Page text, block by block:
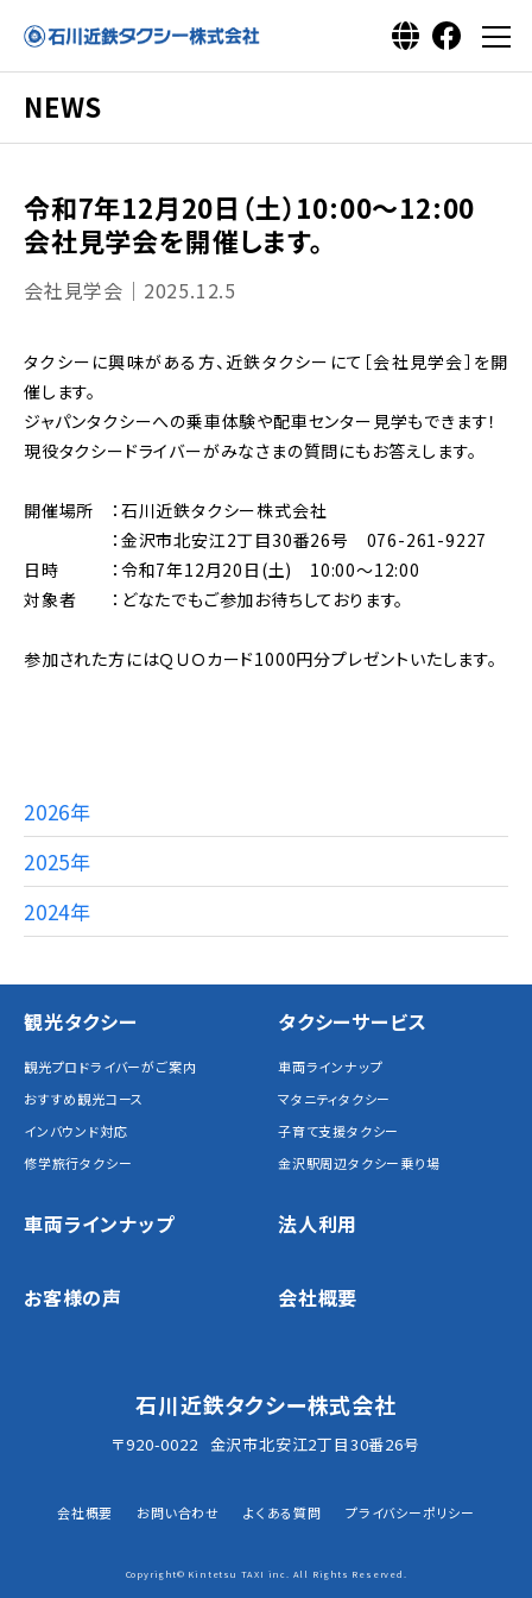
NEWS
令和7年12月20日（土）10:00～12:00
会社見学会を開催します。
会社見学会｜2025.12.5
タクシーに興味がある方、近鉄タクシーにて［会社見学会］を開
催します。
ジャパンタクシーへの乗車体験や配車センター見学もできます！
現役タクシードライバーがみなさまの質問にもお答えします。
開催場所 ：石川近鉄タクシー株式会社
：金沢市北安江2丁目30番26号 076-261-9227
日時 ：令和7年12月20日(土) 10:00～12:00
対象者 ：どなたでもご参加お待ちしております。
参加された方にはＱＵＯカード1000円分プレゼントいたします。
2026年
2025年
2024年
観光タクシー
観光プロドライバーがご案内
おすすめ観光コース
インバウンド対応
修学旅行タクシー
タクシーサービス
車両ラインナップ
マタニティタクシー
子育て支援タクシー
金沢駅周辺タクシー乗り場
車両ラインナップ 法人利用
お客様の声 会社概要
石川近鉄タクシー株式会社
〒920-0022 金沢市北安江2丁目30番26号
会社概要 お問い合わせ よくある質問 プライバシーポリシー
Copyright© Kintetsu TAXI inc. All Rights Reserved.